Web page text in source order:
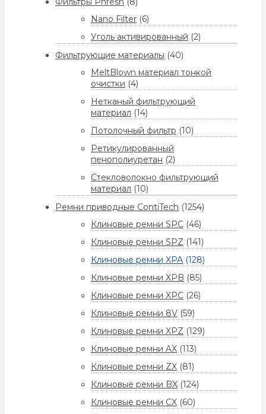
Nano Filter (6)
Уголь активированный (2)
Фильтрующие материалы (40)
MeltBlown материал тонкой
очистки (4)
Нетканый фильтрующий
материал (14)
Потолочный фильтр (10)
Ретикулированный
пенополиуретан (2)
Стекловолокно фильтрующий
материал (10)
Ремни приводные ContiTech (1254)
Клиновые ремни SPC (46)
Клиновые ремни SPZ (141)
Клиновые ремни XPA (128)
Клиновые ремни XPB (85)
Клиновые ремни XPC (26)
Клиновые ремни 8V (59)
Клиновые ремни XPZ (129)
Клиновые ремни AX (113)
Клиновые ремни ZX (81)
Клиновые ремни BX (124)
Клиновые ремни CX (60)